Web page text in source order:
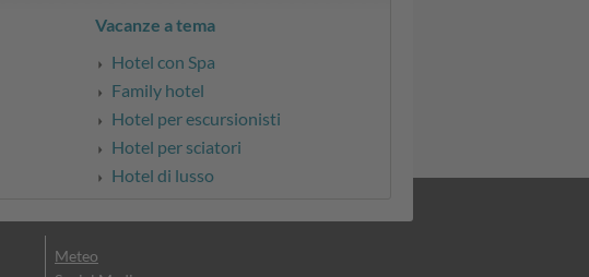
Vacanze a tema
Hotel con Spa
Family hotel
Hotel per escursionisti
Hotel per sciatori
Hotel di lusso
Meteo